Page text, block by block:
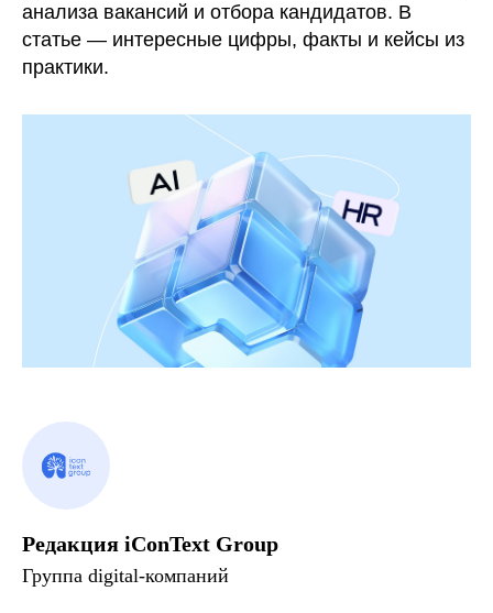
анализа вакансий и отбора кандидатов. В
статье — интересные цифры, факты и кейсы из
практики.
Редакция iConText Group
Группа digital-компаний